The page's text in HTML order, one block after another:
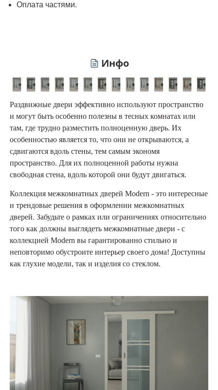
Оплата частями.
Инфо
Раздвижные двери эффективно используют пространство
и могут быть особенно полезны в тесных комнатах или
там, где трудно разместить полноценную дверь. Их
особенностью является то, что они не открываются, а
сдвигаются вдоль стены, тем самым экономя
пространство. Для их полноценной работы нужна
свободная стена, вдоль которой они будут двигаться.
Коллекция межкомнатных дверей Modern - это интересные
и трендовые решения в оформлении межкомнатных
дверей. Забудьте о рамках или ограничениях относительно
того как должны выглядеть межкомнатные двери - с
коллекцией Modern вы гарантированно стильно и
неповторимо обустроите интерьер своего дома! Доступны
как глухие модели, так и изделия со стеклом.